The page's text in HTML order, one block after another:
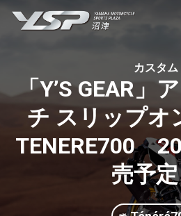
カスタム
「Y’S GEAR」
チ スリップオ
TENERE700
売予